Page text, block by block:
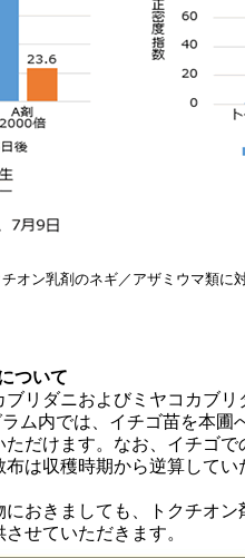
オン乳剤のネギ／アザミウマ類に
ついて
ブリダニおよびミヤコカブ
ム内では、イチゴ苗を本圃
だけます。なお、イチゴ
は収穫時期から逆算して
おきましても、トクチオ
せていただきます。